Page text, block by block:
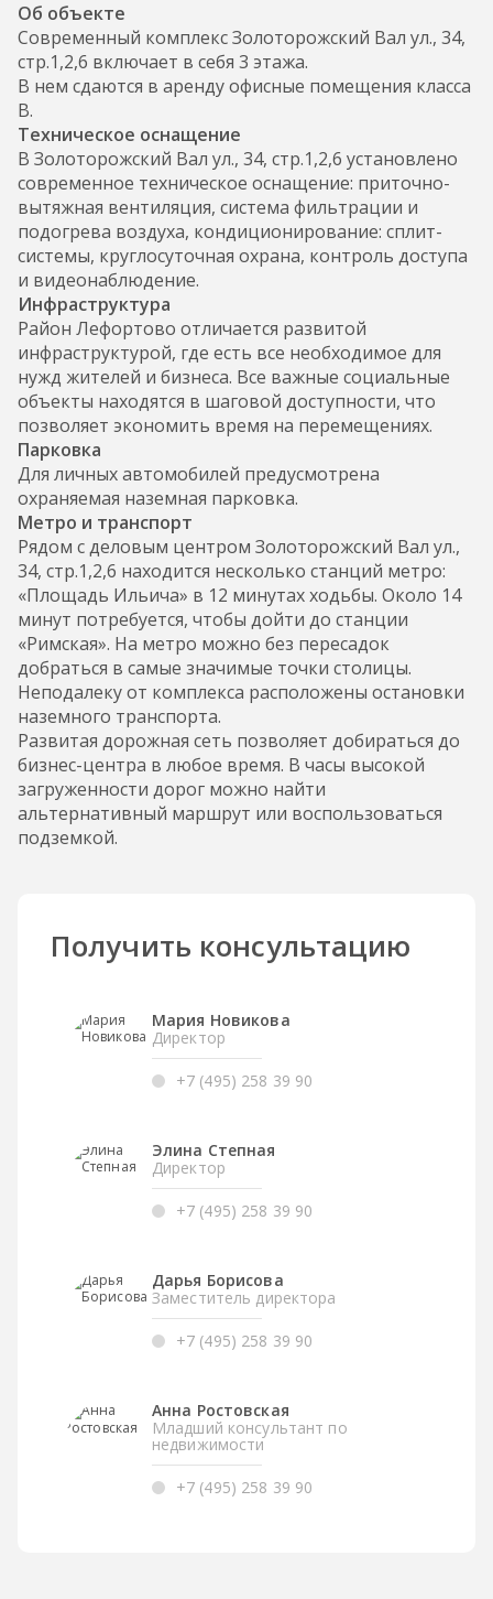
Об объекте
Современный комплекс Золоторожский Вал ул., 34,
стр.1,2,6 включает в себя 3 этажа.
В нем сдаются в аренду офисные помещения класса
B.
Техническое оснащение
В Золоторожский Вал ул., 34, стр.1,2,6 установлено
современное техническое оснащение: приточно-
вытяжная вентиляция, система фильтрации и
подогрева воздуха, кондиционирование: сплит-
системы, круглосуточная охрана, контроль доступа
и видеонаблюдение.
Инфраструктура
Район Лефортово отличается развитой
инфраструктурой, где есть все необходимое для
нужд жителей и бизнеса. Все важные социальные
объекты находятся в шаговой доступности, что
позволяет экономить время на перемещениях.
Парковка
Для личных автомобилей предусмотрена
охраняемая наземная парковка.
Метро и транспорт
Рядом с деловым центром Золоторожский Вал ул.,
34, стр.1,2,6 находится несколько станций метро:
«Площадь Ильича» в 12 минутах ходьбы. Около 14
минут потребуется, чтобы дойти до станции
«Римская». На метро можно без пересадок
добраться в самые значимые точки столицы.
Неподалеку от комплекса расположены остановки
наземного транспорта.
Развитая дорожная сеть позволяет добираться до
бизнес-центра в любое время. В часы высокой
загруженности дорог можно найти
альтернативный маршрут или воспользоваться
подземкой.
Получить консультацию
Мария Новикова
Директор
+7 (495) 258 39 90
Элина Степная
Директор
+7 (495) 258 39 90
Дарья Борисова
Заместитель директора
+7 (495) 258 39 90
Анна Ростовская
Младший консультант по
недвижимости
+7 (495) 258 39 90